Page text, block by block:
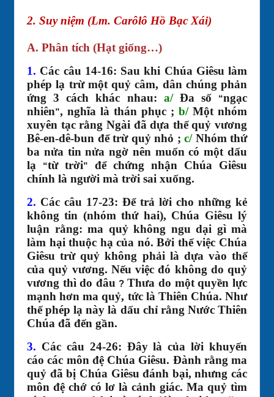
2. Suy niệm (Lm. Carôlô Hồ Bạc Xái)
A. Phân tích (Hạt giống…)
1. Các câu 14-16: Sau khi Chúa Giêsu làm
phép lạ trừ một quỷ câm, dân chúng phản
ứng 3 cách khác nhau: a/ Đa số “ngạc
nhiên”, nghĩa là thán phục ; b/ Một nhóm
xuyên tạc rằng Ngài đã dựa thể quỷ vương
Bê-en-dê-bun để trừ quỷ nhỏ ; c/Nhóm thứ
ba nửa tin nửa ngờ nên muốn có một dấu
lạ
“từ trời”
để chứng nhận Chúa Giêsu
chính là người mà trời sai xuống.
2. Các câu 17-23: Để trả lời cho những kẻ
không tin (nhóm thứ hai), Chúa Giêsu lý
luận rằng: ma quỷ không ngu dại gì mà
làm hại thuộc hạ của nó. Bởi thế việc Chúa
Giêsu trừ quỷ không phải là dựa vào thế
của quỷ vương. Nếu việc đó không do quỷ
vương thì do đâu ?Thưa do một quyền lực
mạnh hơn ma quỷ, tức là Thiên Chúa. Như
thế phép lạ này là dấu chỉ rằng Nước Thiên
Chúa đã đến gần.
3. Các câu 24-26: Đây là của lời khuyến
cáo các môn đệ Chúa Giêsu. Đành rằng ma
quỷ đã bị Chúa Giêsu đánh bại, nhưng các
môn đệ chớ có lơ là cảnh giác. Ma quỷ tìm